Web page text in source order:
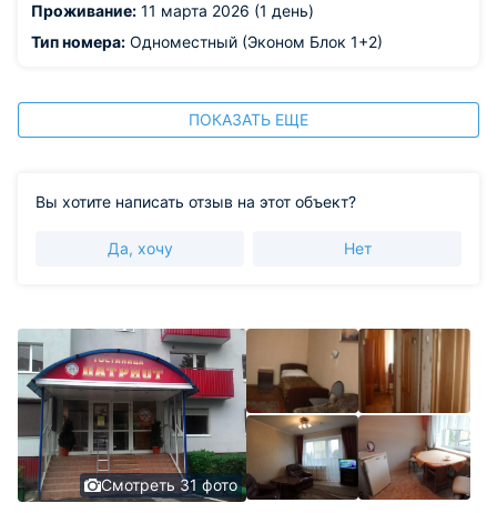
Проживание: 11 марта 2026 (1 день)
Тип номера: Одноместный (Эконом Блок 1+2)
ПОКАЗАТЬ ЕЩЕ
Вы хотите написать отзыв на этот объект?
Да, хочу Нет
Смотреть 31 фото